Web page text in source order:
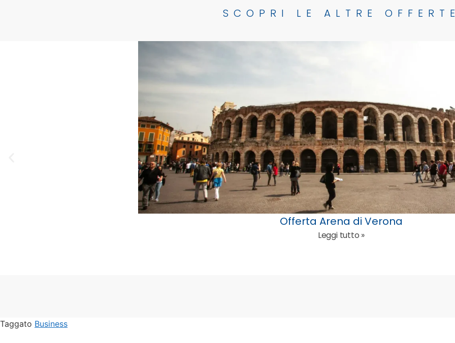
SCOPRI LE ALTRE
Offerta Arena di Verona
Leggi tutto »
Taggato Business